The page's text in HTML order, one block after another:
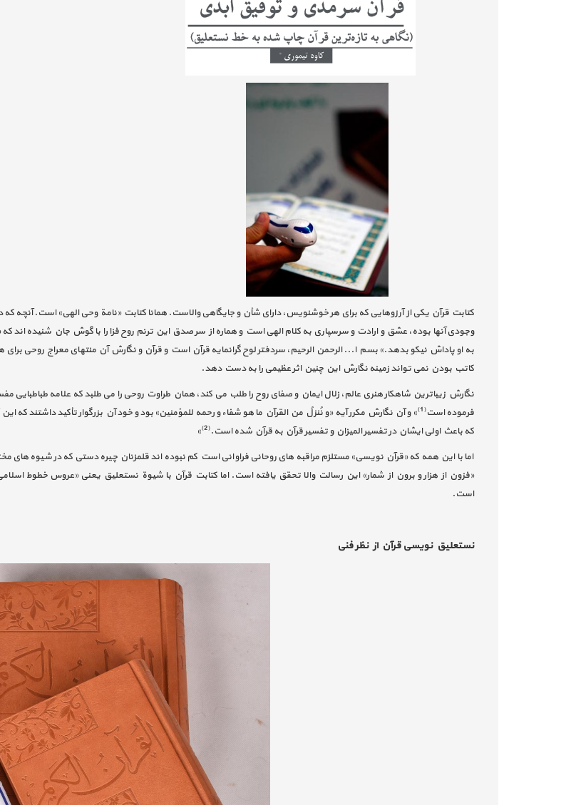
کتابت قرآن یکی از آرزوهایی که برای هر خوشنویس، دارای شأن و جایگاهی والاست. همانا کتابت «نامة وحی الهی» است.
وجودی آنها بوده، عشق و ارادت و سرسپاری به کلام الهی است و هماره از سر صدق این ترنم روح فزا را با گوش جان شنیده اند
به او پاداش نیکو بدهد.» بسم ا... الرحمن الرحیم، سردفتر لوح گرانمایه قرآن است و قرآن و نگارش آن منتهای معراج روحی برای
کاتب بودن نمی تواند زمینه نگارش این چنین اثر عظیمی را به دست دهد.
نگارش زیباترین شاهکار هنری عالم، زلال ایمان و صفای روح را طلب می کند، همان طراوت روحی را می طلبد که علامه طباطبایی
فرموده است(1)
» و آن نگارش مکرر آیه «و نُنزلُ من القرآن ما هو شفاء و رحمه للمؤمنین» بود و خود آن بزرگوار تأکید داشتند که
که باعث اولی ایشان در تفسیر المیزان و تفسیر قرآن به قرآن شده است.(2)
»
اما با این همه که «قرآن نویسی» مستلزم مراقبه های روحانی فراوانی است کم نبوده اند قلمزنان چیره دستی که در شیوه
«فزون از هزار و برون از شمار» این رسالت والا تحقق یافته است. اما کتابت قرآن با شیوة نستعلیق یعنی «عروس خطوط
است.
نستعلیق نویسی قرآن از نظر فنی